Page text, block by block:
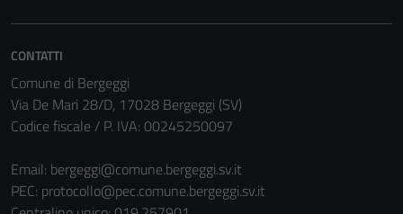
CONTATTI
Comune di Bergeggi
Via De Mari 28/D, 17028 Bergeggi (SV)
Codice fiscale / P. IVA: 00245250097
Email: bergeggi@comune.bergeggi.sv.it
PEC: protocollo@pec.comune.bergeggi.sv.it